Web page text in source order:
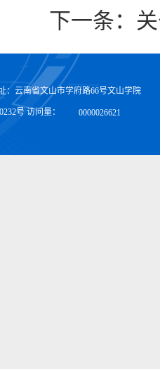
下一条：
：云南省文山市学府路66号文山学院
号 访问量： 0000026621